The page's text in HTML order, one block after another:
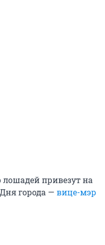
лошадей привезут на
города — вице-мэр